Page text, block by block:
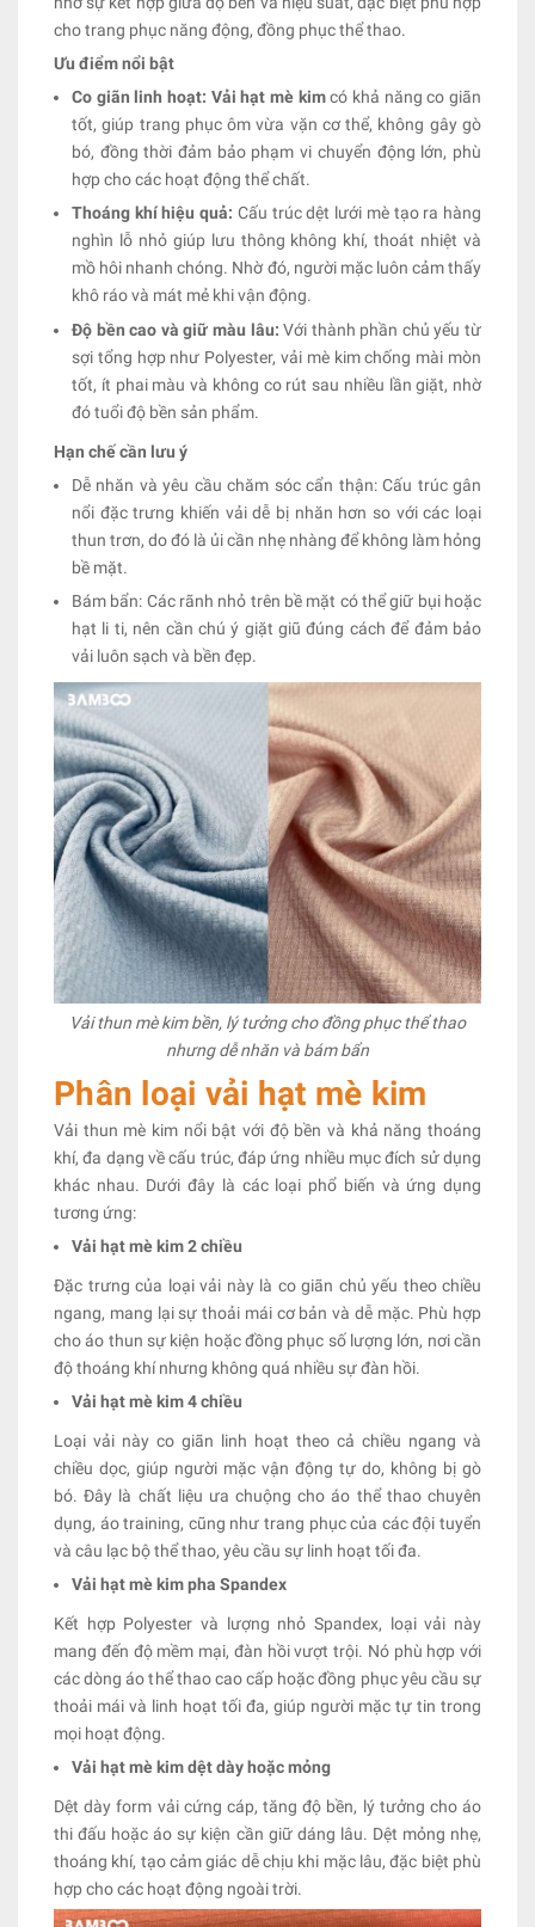
cho trang phục năng động, đồng phục thể thao.
Ưu điểm nổi bật
Co giãn linh hoạt: Vải hạt mè kimcó khả năng co giãn
tốt, giúp trang phục ôm vừa vặn cơ thể, không gây gò
bó, đồng thời đảm bảo phạm vi chuyển động lớn, phù
hợp cho các hoạt động thể chất.
Thoáng khí hiệu quả: Cấu trúc dệt lưới mè tạo ra hàng
nghìn lỗ nhỏ giúp lưu thông không khí, thoát nhiệt và
mồ hôi nhanh chóng. Nhờ đó, người mặc luôn cảm thấy
khô ráo và mát mẻ khi vận động.
Độ bền cao và giữ màu lâu:Với thành phần chủ yếu từ
sợi tổng hợp như Polyester, vải mè kim chống mài mòn
tốt, ít phai màu và không co rút sau nhiều lần giặt, nhờ
đó tuổi độ bền sản phẩm.
Hạn chế cần lưu ý
Dễ nhăn và yêu cầu chăm sóc cẩn thận: Cấu trúc gân
nổi đặc trưng khiến vải dễ bị nhăn hơn so với các loại
thun trơn, do đó là ủi cần nhẹ nhàng để không làm hỏng
bề mặt.
Bám bẩn: Các rãnh nhỏ trên bề mặt có thể giữ bụi hoặc
hạt li ti, nên cần chú ý giặt giũ đúng cách để đảm bảo
vải luôn sạch và bền đẹp.
Vải thun mè kim bền, lý tưởng cho đồng phục thể thao
nhưng dễ nhăn và bám bẩn
Phân loại vải hạt mè kim
Vải thun mè kim nổi bật với độ bền và khả năng thoáng
khí, đa dạng về cấu trúc, đáp ứng nhiều mục đích sử dụng
khác nhau. Dưới đây là các loại phổ biến và ứng dụng
tương ứng:
Vải hạt mè kim 2 chiều
Đặc trưng của loại vải này là co giãn chủ yếu theo chiều
ngang, mang lại sự thoải mái cơ bản và dễ mặc. Phù hợp
cho áo thun sự kiện hoặc đồng phục số lượng lớn, nơi cần
độ thoáng khí nhưng không quá nhiều sự đàn hồi.
Vải hạt mè kim 4 chiều
Loại vải này co giãn linh hoạt theo cả chiều ngang và
chiều dọc, giúp người mặc vận động tự do, không bị gò
bó. Đây là chất liệu ưa chuộng cho áo thể thao chuyên
dụng, áo training, cũng như trang phục của các đội tuyển
và câu lạc bộ thể thao, yêu cầu sự linh hoạt tối đa.
Vải hạt mè kim pha Spandex
Kết hợp Polyester và lượng nhỏ Spandex, loại vải này
mang đến độ mềm mại, đàn hồi vượt trội. Nó phù hợp với
các dòng áo thể thao cao cấp hoặc đồng phục yêu cầu sự
thoải mái và linh hoạt tối đa, giúp người mặc tự tin trong
mọi hoạt động.
Vải hạt mè kim dệt dày hoặc mỏng
Dệt dày form vải cứng cáp, tăng độ bền, lý tưởng cho áo
thi đấu hoặc áo sự kiện cần giữ dáng lâu. Dệt mỏng nhẹ,
thoáng khí, tạo cảm giác dễ chịu khi mặc lâu, đặc biệt phù
hợp cho các hoạt động ngoài trời.